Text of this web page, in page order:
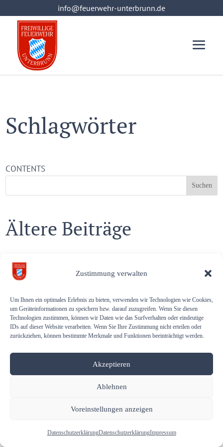
Zustimmung verwalten
Um Ihnen ein optimales Erlebnis zu bieten, verwenden wir Technologien wie Cookies,
um Geräteinformationen zu speichern bzw. darauf zuzugreifen. Wenn Sie diesen
Technologien zustimmen, können wir Daten wie das Surfverhalten oder eindeutige
IDs auf dieser Website verarbeiten. Wenn Sie Ihre Zustimmung nicht erteilen oder
zurückziehen, können bestimmte Merkmale und Funktionen beeinträchtigt werden.
Akzeptieren
Ablehnen
Voreinstellungen anzeigen
DatenschutzerklärungDatenschutzerklärungImpressum
info@feuerwehr-unterbrunn.de
info@feuerwehr-unterbrunn.de
Schlagwörter
CONTENTS
Suchen
Ältere Beiträge
Atemschutzgeräteträger absolvierten Realbrandtraining
SeifenkistenRennen 2026 mit Flohmarkt
Freiwillige Feuerwehr Unterbrunn gratuliert …